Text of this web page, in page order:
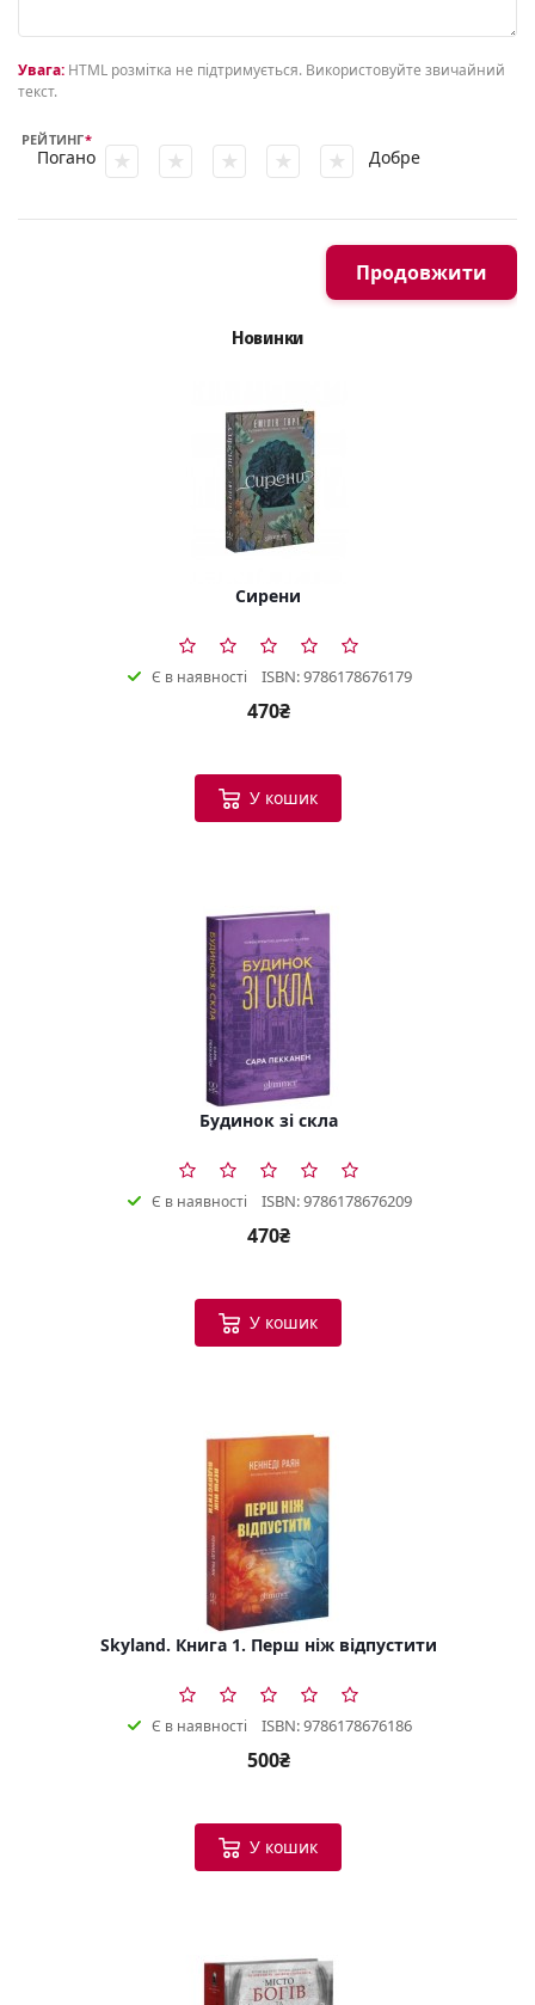
Увага: HTML розмітка не підтримується. Використовуйте звичайний
текст.
РЕЙТИНГ
Погано Добре
Продовжити
Новинки
Сирени
Є в наявності ISBN: 9786178676179
470₴
У кошик
Будинок зі скла
Є в наявності ISBN: 9786178676209
470₴
У кошик
Skyland. Книга 1. Перш ніж відпустити
Є в наявності ISBN: 9786178676186
500₴
У кошик